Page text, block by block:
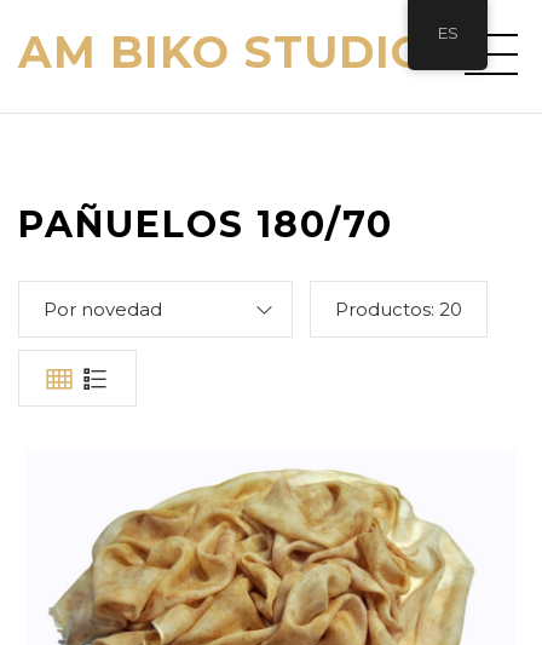
AM BIKO STUDIO
PAÑUELOS 180/70
Por novedad Productos: 20
ES